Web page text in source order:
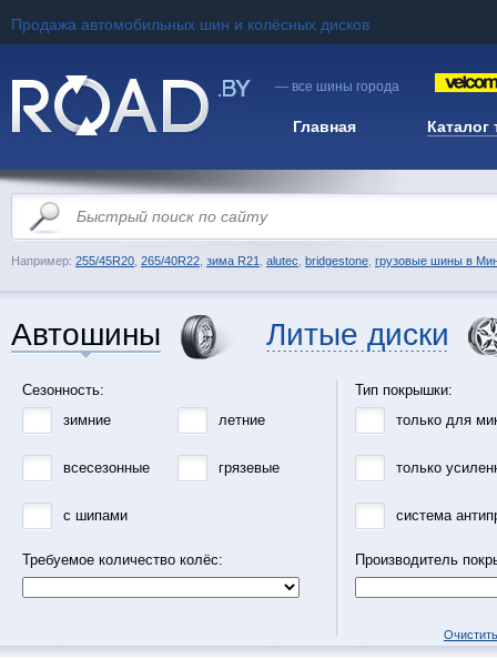
Продажа автомобильных шин и колёсных дисков
— все шины города
Главная Каталог
Например: 255/45R20 265/40R22 зима R21 alutec bridgestone грузовые шины в
Автошины Литые диски
Сезонность:
зимние
летние
всесезонные грязевые
с шипами
Требуемое количество колёс:
Тип покрышки:
только для
только
система
Производитель